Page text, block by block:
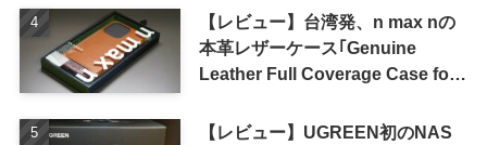
【レビュー】台湾発、n max nの
本革レザーケース｢Genuine
Leather Full Coverage Case for
【レビュー】UGREEN初のNAS